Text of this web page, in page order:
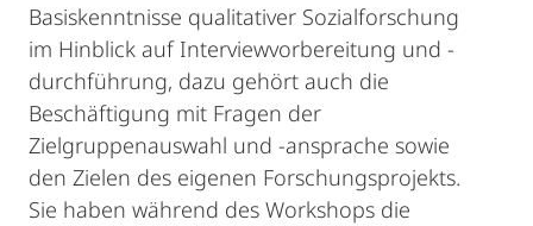
Basiskenntnisse qualitativer Sozialforschung
im Hinblick auf Interviewvorbereitung und -
durchführung, dazu gehört auch die
Beschäftigung mit Fragen der
Zielgruppenauswahl und -ansprache sowie
den Zielen des eigenen Forschungsprojekts.
Sie haben während des Workshops die